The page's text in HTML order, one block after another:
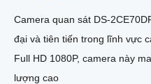
Camera quan sát DS-
đại và tiên tiến trong lĩnh vực camera
Full HD 1080P, camera này
lượng cao